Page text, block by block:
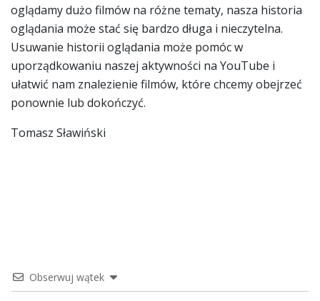
oglądamy dużo filmów na różne tematy, nasza historia
oglądania może stać się bardzo długa i nieczytelna.
Usuwanie historii oglądania może pomóc w
uporządkowaniu naszej aktywności na YouTube i
ułatwić nam znalezienie filmów, które chcemy obejrzeć
ponownie lub dokończyć.
Tomasz Sławiński
Obserwuj wątek